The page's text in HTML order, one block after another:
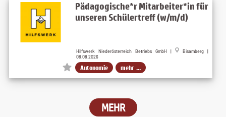
Pädagogische*r Mitarbeiter*in für
unseren Schülertreff (w/m/d)
Hilfswerk Niederösterreich Betriebs GmbH |
Bisamberg |
08.08.2026
Autonomie mehr ...
MEHR